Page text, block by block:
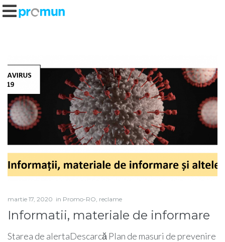
martie 17, 2020 in Promo-RO reclame
Informatii, materiale de informare
Starea de alertaDescarcă Plan de masuri de prevenire